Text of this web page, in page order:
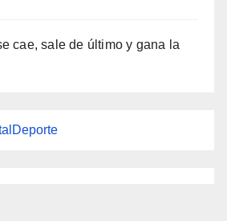
cae, sale de último y gana la